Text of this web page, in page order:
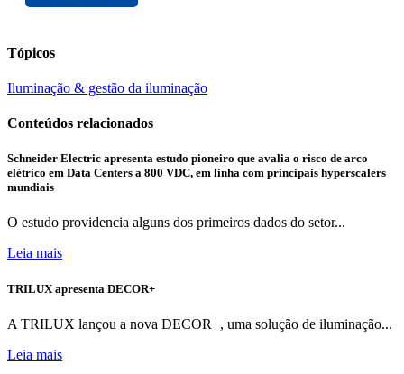
Tópicos
Iluminação & gestão da iluminação
Conteúdos relacionados
Schneider Electric apresenta estudo pioneiro que avalia o risco de arco
elétrico em Data Centers a 800 VDC, em linha com principais hyperscalers
mundiais
O estudo providencia alguns dos primeiros dados do setor...
Leia mais
TRILUX apresenta DECOR+
A TRILUX lançou a nova DECOR+, uma solução de iluminação...
Leia mais